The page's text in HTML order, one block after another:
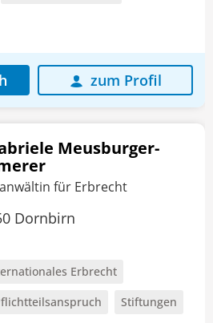
zum Profil
Meusburger-
für Erbrecht
Dornbirn
Erbrecht
Stiftungen